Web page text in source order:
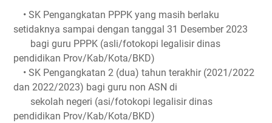
• SK Pengangkatan PPPK yang masih berlaku
setidaknya sampai dengan tanggal 31 Desember 2023
bagi guru PPPK (asli/fotokopi legalisir dinas
pendidikan Prov/Kab/Kota/BKD)
• SK Pengangkatan 2 (dua) tahun terakhir (2021/2022
dan 2022/2023) bagi guru non ASN di
sekolah negeri (asi/fotokopi legalisir dinas
pendidikan Prov/Kab/Kota/BKD)